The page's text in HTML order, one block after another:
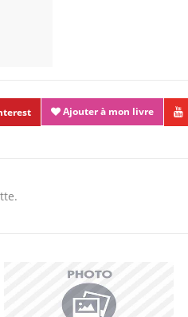
Ajouter à mon livre